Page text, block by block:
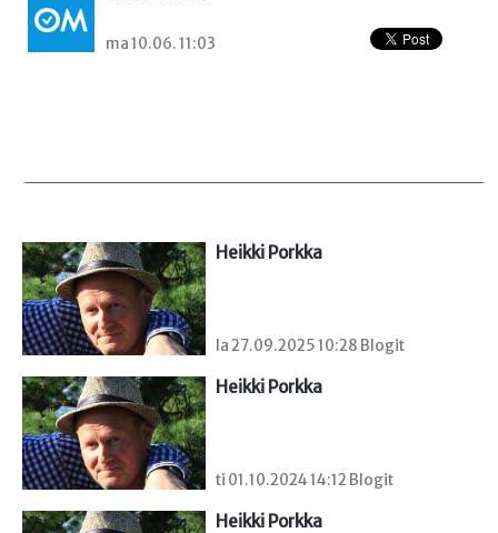
ma 10.06. 11:03
Heikki Porkka
la 27.09.2025 10:28 Blogit
Heikki Porkka
ti 01.10.2024 14:12 Blogit
Heikki Porkka